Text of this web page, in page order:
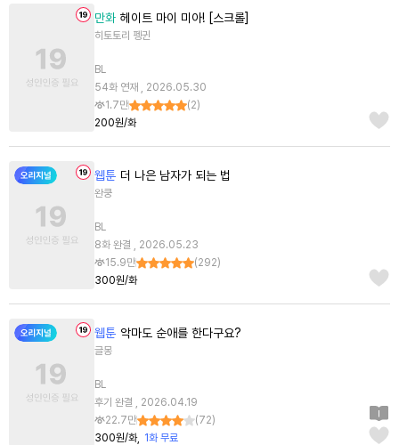
만화 헤이트 마이 미아! [스크롤]
히토토리 펭귄
BL
54화 연재 , 2026.05.30
1.7만
(2)
200원/화
웹툰 더 나은 남자가 되는 법
완쿵
BL
8화 완결 , 2026.05.23
15.9만
(292)
300원/화
웹툰 악마도 순애를 한다구요?
글몽
BL
후기 완결 , 2026.04.19
22.7만
(72)
300원/화
1화 무료